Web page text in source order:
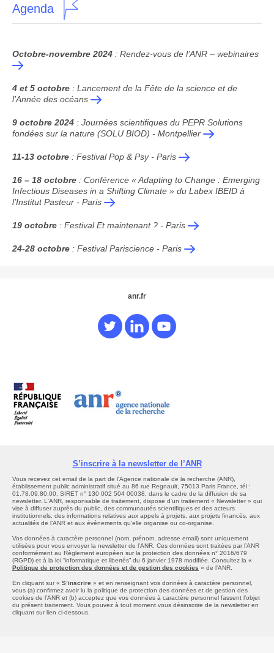
Agenda
Octobre-novembre 2024 : Rendez-vous de l’ANR – webinaires
4 et 5 octobre : Lancement de la Fête de la science et de
l'Année des océans
9 octobre 2024 : Journées scientifiques du PEPR Solutions
fondées sur la nature (SOLU BIOD) - Montpellier
11-13 octobre : Festival Pop & Psy - Paris
16 – 18 octobre : Conférence « Adapting to Change : Emerging
Infectious Diseases in a Shifting Climate » du Labex IBEID à
l’Institut Pasteur - Paris
19 octobre : Festival Et maintenant ? - Paris
24-28 octobre : Festival Pariscience - Paris
anr.fr
S’inscrire à la newsletter de l’ANR
Vous recevez cet email de la part de l'Agence nationale de la recherche (ANR),
établissement public administratif situé au 86 rue Regnault, 75013 Paris France, tél :
01.78.09.80.00, SIRET n° 130 002 504 00038, dans le cadre de la diffusion de sa
newsletter. L'ANR, responsable de traitement, dispose d'un traitement « Newsletter » qui
vise à diffuser auprès du public, des communautés scientifiques et des acteurs
institutionnels, des informations relatives aux appels à projets, aux projets financés, aux
actualités de l’ANR et aux événements qu’elle organise ou co-organise.
Vos données à caractère personnel (nom, prénom, adresse email) sont uniquement
utilisées pour vous envoyer la newsletter de l’ANR. Ces données sont traitées par l’ANR
conformément au Règlement européen sur la protection des données n° 2016/679
(RGPD) et à la loi “informatique et libertés” du 6 janvier 1978 modifiée. Consultez la «
Politique de protection des données et de gestion des cookies » de l’ANR.
En cliquant sur « S’inscrire » et en renseignant vos données à caractère personnel,
vous (a) confirmez avoir lu la politique de protection des données et de gestion des
cookies de l’ANR et (b) acceptez que vos données à caractère personnel fassent l’objet
du présent traitement. Vous pouvez à tout moment vous désinscrire de la newsletter en
cliquant sur lien ci-dessous.